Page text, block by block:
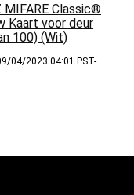
MIFARE Classic®
Kaart voor deur
100) (Wit)
04/2023 04:01 PST-